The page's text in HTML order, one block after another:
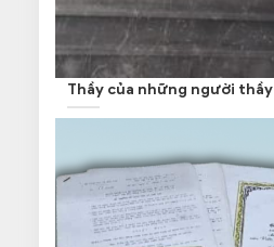
Thầy của những người thầy